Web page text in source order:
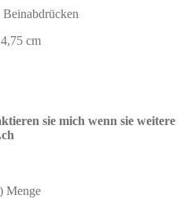
cm
sie mich wenn sie weitere
Menge